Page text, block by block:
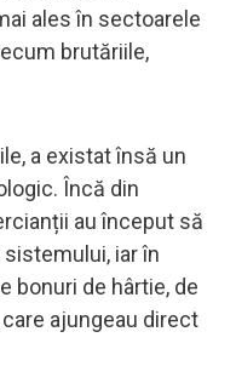
ales în sectoarele
brutăriile,
a existat însă un
Încă din
au început să
iar în
bonuri de hârtie, de
ajungeau direct